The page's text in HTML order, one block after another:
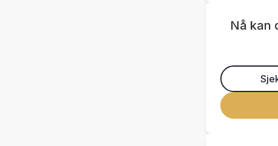
Nå kan